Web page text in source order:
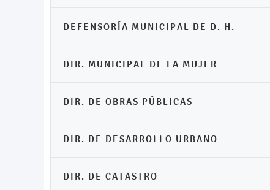
DEFENSORÍA MUNICIPAL DE D. H.
DIR. MUNICIPAL DE LA MUJER
DIR. DE OBRAS PÚBLICAS
DIR. DE DESARROLLO URBANO
DIR. DE CATASTRO